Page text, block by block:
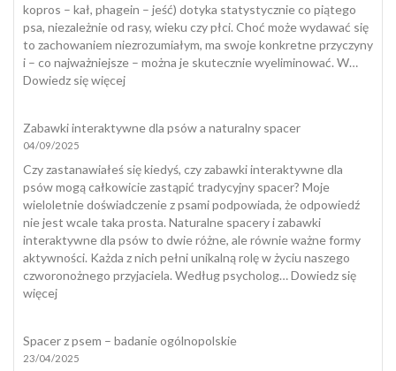
kopros – kał, phagein – jeść) dotyka statystycznie co piątego
psa, niezależnie od rasy, wieku czy płci. Choć może wydawać się
to zachowaniem niezrozumiałym, ma swoje konkretne przyczyny
i – co najważniejsze – można je skutecznie wyeliminować. W…
Dowiedz się więcej:
psa
dlaczego
pies
zjada
odchody
i
jak
skutecznie
Zabawki interaktywne dla psów a naturalny spacer
04/09/2025
Czy zastanawiałeś się kiedyś, czy zabawki interaktywne dla
psów mogą całkowicie zastąpić tradycyjny spacer? Moje
wieloletnie doświadczenie z psami podpowiada, że odpowiedź
nie jest wcale taka prosta. Naturalne spacery i zabawki
interaktywne dla psów to dwie różne, ale równie ważne formy
aktywności. Każda z nich pełni unikalną rolę w życiu naszego
czworonożnego przyjaciela. Według psycholog…Dowiedz się
więcej:
dla
psów
Spacer z psem – badanie ogólnopolskie
23/04/2025